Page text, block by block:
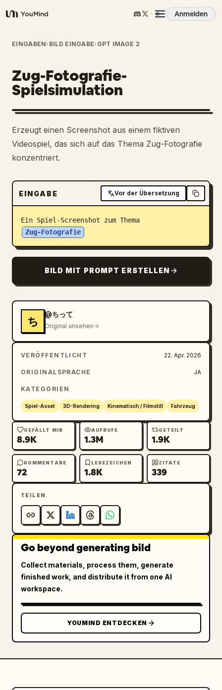
YouMind
Anmelden
Übersicht
Anwendungsfälle
Fähigkeiten
Prompts
Download
Blog
EINGABEN› BILD EINGABE› GPT IMAGE 2
Zug-Fotografie-
Spielsimulation
Erzeugt einen Screenshot aus einem fiktiven
Videospiel, das sich auf das Thema Zug-Fotografie
konzentriert.
EINGABE Vor der Übersetzung
Ein Spiel-Screenshot zum Thema
Zug-Fotografie
BILD MIT PROMPT ERSTELLEN
ち
@ちって
Original ansehen
VERÖFFENTLICHT 22. Apr. 2026
ORIGINALSPRACHE JA
KATEGORIEN
Spiel-Asset 3D-Rendering Kinematisch / Filmstill Fahrzeug
GEFÄLLT MIR
8.9K
AUFRUFE
1.3M
GETEILT
1.9K
KOMMENTARE
72
LESEZEICHEN
1.8K
ZITATE
339
TEILEN
Go beyond generating bild
Collect materials, process them, generate
finished work, and distribute it from one AI
workspace.
YOUMIND ENTDECKEN